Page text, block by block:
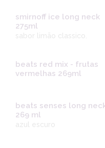
smirnoff ice long neck
275ml
sabor limão classico.
beats red mix - frutas
vermelhas 269ml
beats senses long
269 ml
azul escuro